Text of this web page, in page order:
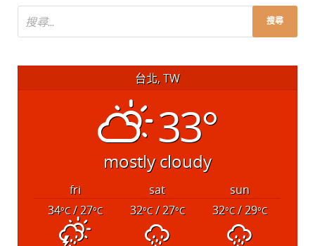
台北, TW
33°
mostly cloudy
fri sat
sun
34°C/ 27°C 32°C/ 27°C 32°C/ 29°C